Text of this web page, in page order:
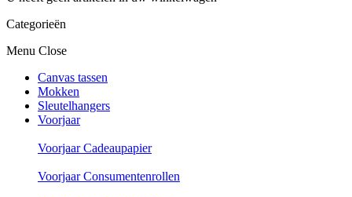
Categorieën
Menu Close
Canvas tassen
Mokken
Sleutelhangers
Voorjaar
Voorjaar Cadeaupapier
Voorjaar Consumentenrollen